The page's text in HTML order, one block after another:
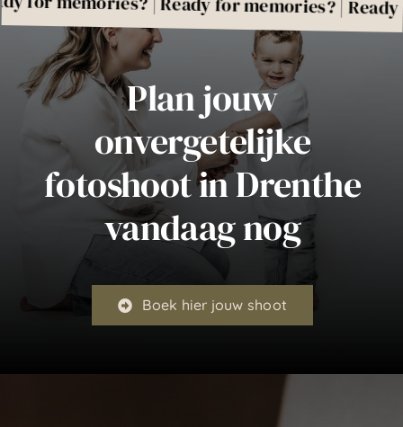
Plan jouw
onvergetelijke
fotoshoot in Drenthe
vandaag nog
Boek hier jouw shoot